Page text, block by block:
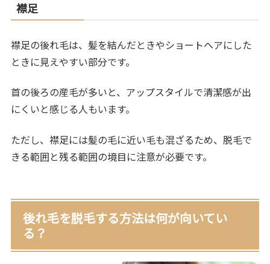
襟足
襟足の後れ毛は、髪を結んだときやショートヘアにした
ときに見えやすい部分です。
首の後ろの産毛が多いと、アップスタイルで清潔感が出
にくいと感じる人もいます。
ただし、襟足には髪の毛に近い毛も混ざるため、脱毛で
きる範囲と残る範囲の境目に注意が必要です。
後れ毛を脱毛する方法は何が向いてい
る？